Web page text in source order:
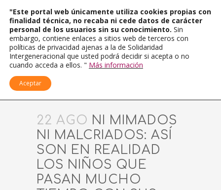
22 AGO NI MIMADOS
NI MALCRIADOS: ASÍ
SON EN REALIDAD
LOS NIÑOS QUE
PASAN MUCHO
"Este portal web únicamente utiliza cookies propias con
finalidad técnica, no recaba ni cede datos de carácter
personal de los usuarios sin su conocimiento. Sin
embargo, contiene enlaces a sitios web de terceros con
políticas de privacidad ajenas a la de Solidaridad
Intergeneracional que usted podrá decidir si acepta o no
cuando acceda a ellos. " Más información
Aceptar